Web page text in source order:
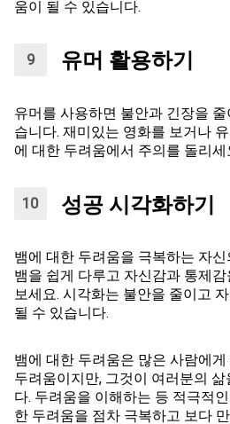
움이 될 수 있습니다.
유머 활용하기
유머를 사용하면 불안과 긴장을
습니다. 재미있는 영화를 보거나
에 대한 두려움에서 주의를 돌리세
성공 시각화하기
뱀에 대한 두려움을 극복하는 자
뱀을 쉽게 다루고 자신감과 통제
보세요. 시각화는 불안을 줄이고
될 수 있습니다.
뱀에 대한 두려움은 많은 사람에
두려움이지만, 그것이 여러분의 삶
다. 두려움을 이해하는 등 적극적
한 두려움을 점차 극복하고 보다